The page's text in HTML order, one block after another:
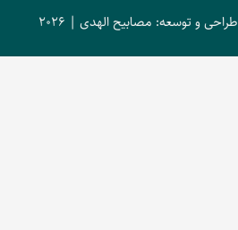
طراحی و توسعه: مصابیح الهدی | 2026